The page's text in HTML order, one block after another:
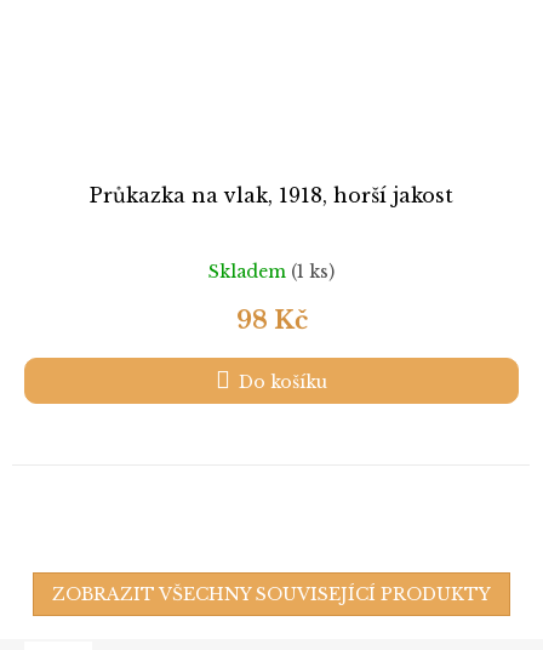
Průkazka na vlak, 1918, horší jakost
Skladem (1 ks)
98 Kč
Do košíku
ZOBRAZIT VŠECHNY SOUVISEJÍCÍ PRODUKTY